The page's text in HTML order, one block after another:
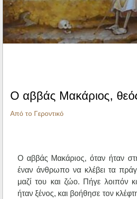
Ηχητικά
Ο αββάς Μακάριος, θεός
Από το Γεροντικό
Ο αββάς Μακάριος, όταν ήταν
έναν άνθρωπο να κλέβει τα
μαζί του και ζώο. Πήγε λοιπόν
ήταν ξένος, και βοήθησε τον